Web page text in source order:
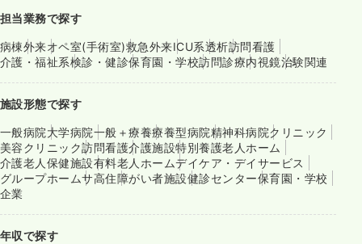
担当業務で探す
病棟外来オペ室(手術室)救急外来ICU系透析訪問看護
介護・福祉系検診・健診保育園・学校訪問診療内視鏡治験関連
施設形態で探す
一般病院大学病院一般＋療養療養型病院精神科病院クリニック
美容クリニック訪問看護介護施設特別養護老人ホーム
介護老人保健施設有料老人ホームデイケア・デイサービス
グループホームサ高住障がい者施設健診センター保育園・学校
企業
年収で探す